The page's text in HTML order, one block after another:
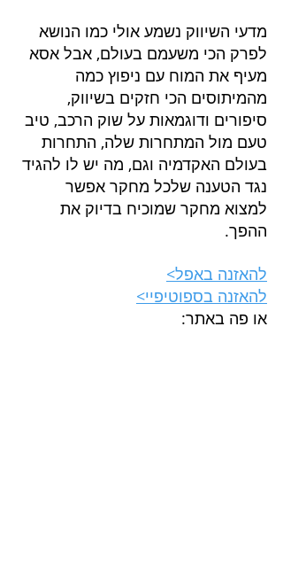
מדעי השיווק נשמע אולי כמו הנושא
לפרק הכי משעמם בעולם, אבל אסא
מעיף את המוח עם ניפוץ כמה
מהמיתוסים הכי חזקים בשיווק,
סיפורים ודוגמאות על שוק הרכב, טיב
טעם מול המתחרות שלה, התחרות
בעולם האקדמיה וגם, מה יש לו להגיד
נגד הטענה שלכל מחקר אפשר
למצוא מחקר שמוכיח בדיוק את
ההפך.
להאזנה באפל>
להאזנה בספוטיפיי>
או פה באתר: